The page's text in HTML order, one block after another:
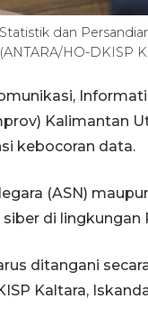
dan
HO-DKISP
Kalimantan
kebocoran data.
(ASN)
di lingkungan
ditangani
Kaltara,